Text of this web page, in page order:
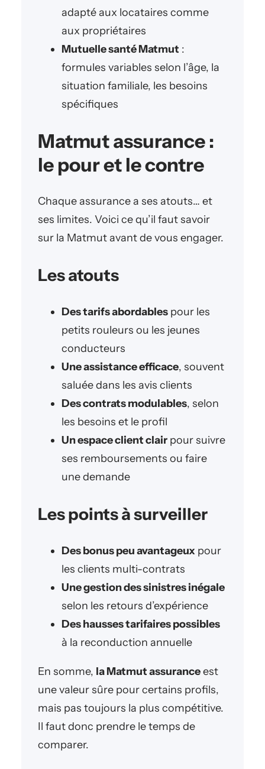
adapté aux locataires comme
aux propriétaires
Mutuelle santé Matmut :
formules variables selon l’âge, la
situation familiale, les besoins
spécifiques
Matmut assurance :
le pour et le contre
Chaque assurance a ses atouts… et
ses limites. Voici ce qu’il faut savoir
sur la Matmut avant de vous engager.
Les atouts
Des tarifs abordables pour les
petits rouleurs ou les jeunes
conducteurs
Une assistance efficace, souvent
saluée dans les avis clients
Des contrats modulables, selon
les besoins et le profil
Un espace client clair pour suivre
ses remboursements ou faire
une demande
Les points à surveiller
Des bonus peu avantageux pour
les clients multi-contrats
Une gestion des sinistres inégale
selon les retours d’expérience
Des hausses tarifaires possibles
à la reconduction annuelle
En somme, la Matmut assuranceest
une valeur sûre pour certains profils,
mais pas toujours la plus compétitive.
Il faut donc prendre le temps de
comparer.